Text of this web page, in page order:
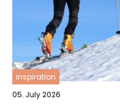
inspiration
05. July 2026